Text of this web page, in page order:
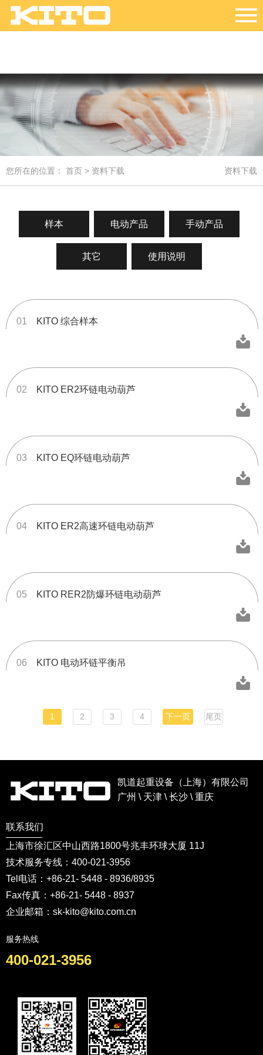
资料下载
您所在的位置： 首页 > 资料下载
样本 电动产品 手动产品
其它 使用说明
01 KITO 综合样本
02 KITO ER2环链电动葫芦
03 KITO EQ环链电动葫芦
04 KITO ER2高速环链电动葫芦
05 KITO RER2防爆环链电动葫芦
06 KITO 电动环链平衡吊
1 2 3 4 下一页 尾页
凯道起重设备（上海）有限公司
广州 \ 天津 \ 长沙 \ 重庆
联系我们
上海市徐汇区中山西路1800号兆丰环球大厦 11J
技术服务专线：400-021-3956
Tel电话：+86-21- 5448 - 8936/8935
Fax传真：+86-21- 5448 - 8937
企业邮箱：sk-kito@kito.com.cn
服务热线
400-021-3956